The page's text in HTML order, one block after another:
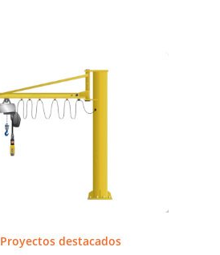
Proyectos destacados